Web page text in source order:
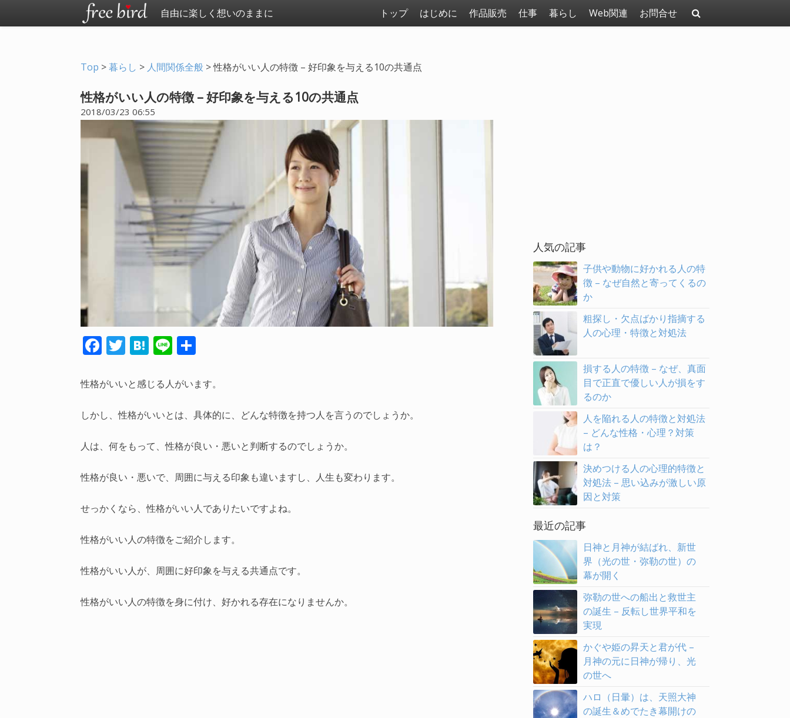
自由に楽しく想いのままに トップ はじめに 作品販売 仕事 暮らし Web関連 お問合せ
Top >暮らし > 人間関係全般 >性格がいい人の特徴 – 好印象を与える10の共通点
性格がいい人の特徴 – 好印象を与える10の共通点
2018/03/23 06:55
F
e
o
o
k
T
itt
H
e
a
Li
e
性格がいいと感じる人がいます。
しかし、性格がいいとは、具体的に、どんな特徴を持つ人を言うのでしょうか。
人は、何をもって、性格が良い・悪いと判断するのでしょうか。
性格が良い・悪いで、周囲に与える印象も違いますし、人生も変わります。
せっかくなら、性格がいい人でありたいですよね。
性格がいい人の特徴をご紹介します。
性格がいい人が、周囲に好印象を与える共通点です。
性格がいい人の特徴を身に付け、好かれる存在になりませんか。
人気の記事
子供や動物に好かれる人の特
徴 – なぜ自然と寄ってくるの
か
粗探し・欠点ばかり指摘する
人の心理・特徴と対処法
損する人の特徴 – なぜ、真面
目で正直で優しい人が損をす
るのか
人を陥れる人の特徴と対処法
– どんな性格・心理？対策
は？
決めつける人の心理的特徴と
対処法 – 思い込みが激しい原
因と対策
最近の記事
日神と月神が結ばれ、新世
界（光の世・弥勒の世）の
幕が開く
弥勒の世への船出と救世主
の誕生 – 反転し世界平和を
実現
かぐや姫の昇天と君が代 –
月神の元に日神が帰り、光
の世へ
ハロ（日暈）は、天照大神
の誕生＆めでたき幕開けの